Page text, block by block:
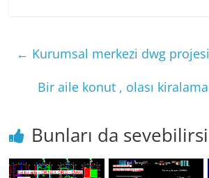
← Kurumsal merkezi dwg projesi
Bir aile konut , olası
Bunları da